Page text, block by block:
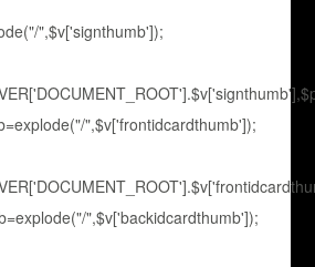
",$v['signthumb']);
",$v['frontidcardthumb']);
",$v['backidcardthumb']);